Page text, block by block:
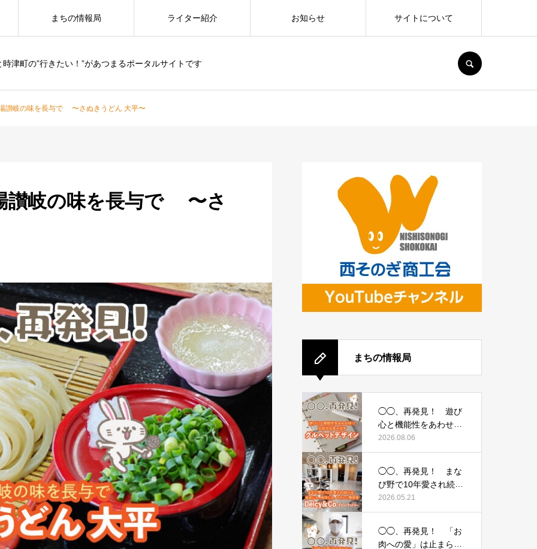
時津町の”行きたい！”があつまるポータルサイトです
まちの情報局 ライター紹介 お知らせ サイトについて
岐の味を長与で 〜さぬきうどん 大平〜
岐の味を長与で 〜さ
まちの情報局
◯◯、再発見！ 遊び
心と機能性をあわせ持
つ文房具を生み出
す 〜グルペットデザ
2026.08.06
◯◯、再発見！ まな
び野で10年愛され続け
る、頭皮にも、地球に
も、やさしい美容
イシーアンドコー）〜
2026.05.21
◯◯、再発見！ 「お
肉への愛」は止まらな